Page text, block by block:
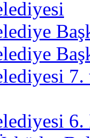
6.